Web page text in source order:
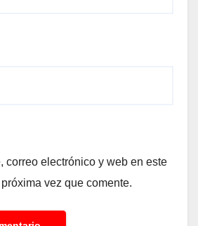
correo electrónico y web en este
vez que comente.